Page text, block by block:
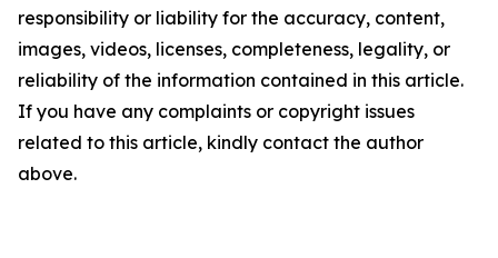
responsibility or liability for the accuracy, content,
images, videos, licenses, completeness, legality, or
reliability of the information contained in this article.
If you have any complaints or copyright issues
related to this article, kindly contact the author
above.